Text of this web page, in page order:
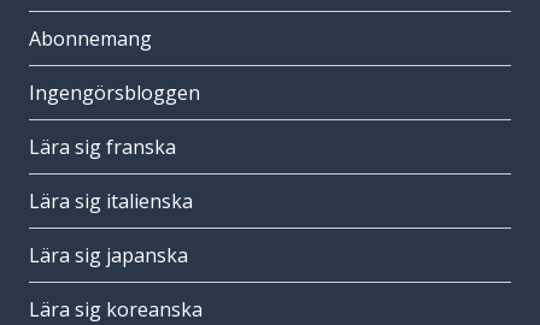
Abonnemang
Ingengörsbloggen
Lära sig franska
Lära sig italienska
Lära sig japanska
Lära sig koreanska